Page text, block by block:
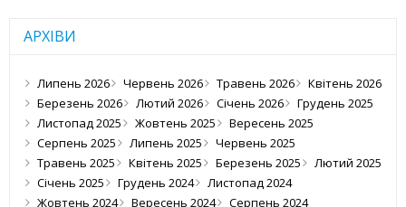
АРХІВИ
Липень 2026 Червень 2026 Травень 2026
Квітень 2026
Березень 2026
Лютий 2026 Січень 2026
Грудень 2025
Листопад 2025
Жовтень 2025
Вересень 2025
Серпень 2025
Липень 2025
Червень 2025
Травень 2025
Квітень 2025 Березень 2025
Лютий 2025
Січень 2025
Грудень 2024
Листопад 2024
Жовтень 2024
Вересень 2024 Серпень 2024